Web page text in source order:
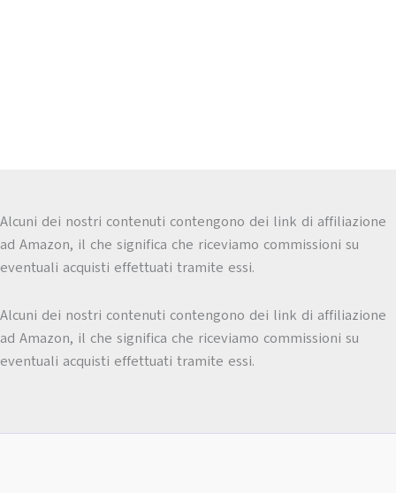
Alcuni dei nostri contenuti contengono dei link di affiliazione
ad Amazon, il che significa che riceviamo commissioni su
eventuali acquisti effettuati tramite essi.
Alcuni dei nostri contenuti contengono dei link di affiliazione
ad Amazon, il che significa che riceviamo commissioni su
eventuali acquisti effettuati tramite essi.